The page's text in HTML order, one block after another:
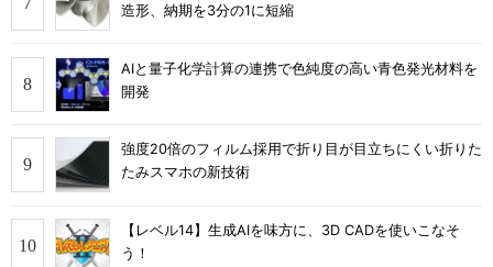
造形、納期を3分の1に短縮
AIと量子化学計算の連携で色純度の高い青色発光材料を
開発
強度20倍のフィルム採用で折り目が目立ちにくい折りた
たみスマホの新技術
【レベル14】生成AIを味方に、3D CADを使いこなそ
う！